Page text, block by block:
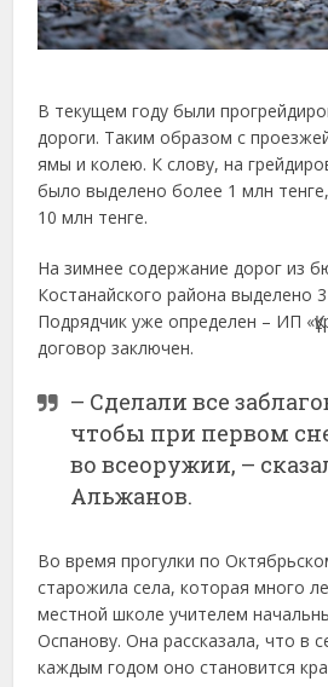
В текущем году были
дороги. Таким образом с
ямы и колею. К слову, на
было выделено более 1 млн
10 млн тенге.
На зимнее содержание дорог из
Костанайского района выделено
Подрядчик уже определен – ИП
договор заключен.
– Сделали все
чтобы при первом
во всеоружии, –
Альжанов.
Во время прогулки по
старожила села, которая много
местной школе учителем
Оспанову. Она рассказала, что в
каждым годом оно становится